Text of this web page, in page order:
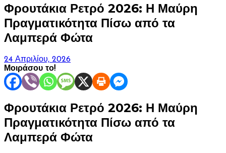
Φρουτάκια Ρετρό 2026: Η Μαύρη
Πραγματικότητα Πίσω από τα
Λαμπερά Φώτα
24 Απριλίου, 2026
Μοιράσου το!
Φρουτάκια Ρετρό 2026: Η Μαύρη
Πραγματικότητα Πίσω από τα
Λαμπερά Φώτα